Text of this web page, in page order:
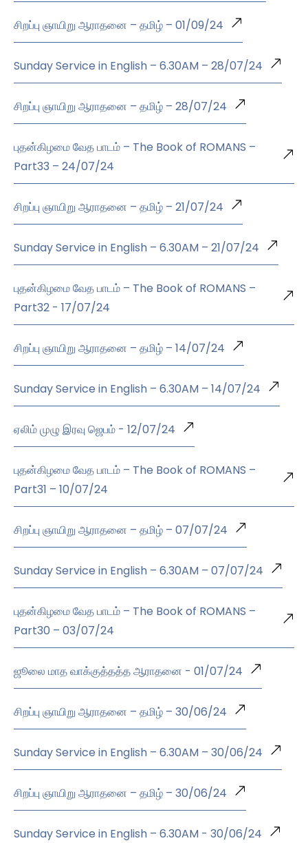
சிறப்பு ஞாயிறு ஆராதனை – தமிழ் – 01/09/24
Sunday Service in English – 6.30AM – 28/07/24
சிறப்பு ஞாயிறு ஆராதனை – தமிழ் – 28/07/24
புதன்கிழமை வேத பாடம் – The Book of ROMANS –
Part33 – 24/07/24
சிறப்பு ஞாயிறு ஆராதனை – தமிழ் – 21/07/24
Sunday Service in English – 6.30AM – 21/07/24
புதன்கிழமை வேத பாடம் – The Book of ROMANS –
Part32 - 17/07/24
சிறப்பு ஞாயிறு ஆராதனை – தமிழ் – 14/07/24
Sunday Service in English – 6.30AM – 14/07/24
ஏலிம் முழு இரவு ஜெபம் - 12/07/24
புதன்கிழமை வேத பாடம் – The Book of ROMANS –
Part31 – 10/07/24
சிறப்பு ஞாயிறு ஆராதனை – தமிழ் – 07/07/24
Sunday Service in English – 6.30AM – 07/07/24
புதன்கிழமை வேத பாடம் – The Book of ROMANS –
Part30 – 03/07/24
ஜூலை மாத வாக்குத்தத்த ஆராதனை - 01/07/24
சிறப்பு ஞாயிறு ஆராதனை – தமிழ் – 30/06/24
Sunday Service in English – 6.30AM – 30/06/24
சிறப்பு ஞாயிறு ஆராதனை – தமிழ் – 30/06/24
Sunday Service in English – 6.30AM - 30/06/24